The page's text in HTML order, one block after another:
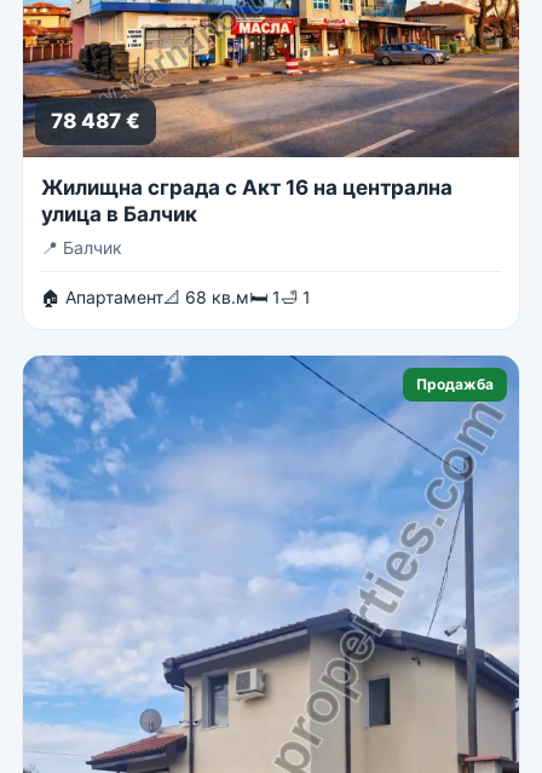
78 487 €
Жилищна сграда с Акт 16 на централна
улица в Балчик
📍 Балчик
🏠 Апартамент📐 68 кв.м🛏 1🛁 1
Продажба